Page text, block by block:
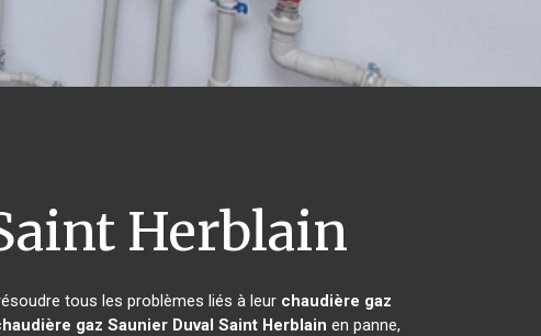
Herblain
tous les problèmes liés à leur chaudière gaz
gaz Saunier Duval Saint Herblain en panne,